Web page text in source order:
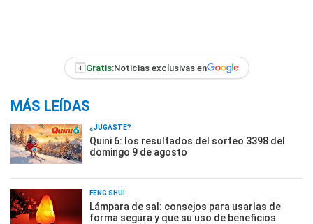
+ Gratis:Noticias exclusivas en
MÁS LEÍDAS
¿JUGASTE?
Quini 6: los resultados del sorteo 3398 del
domingo 9 de agosto
FENG SHUI
Lámpara de sal: consejos para usarlas de
forma segura y que su uso de beneficios